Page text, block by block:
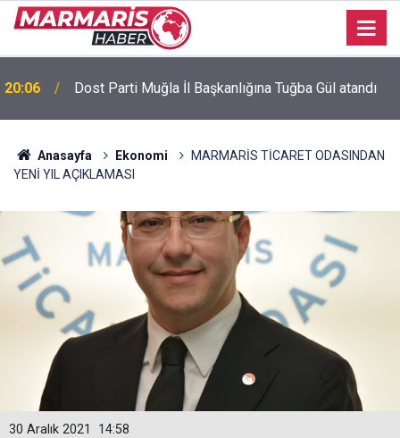
16:51
Bursaspor’da 2026-2027 sezonu forma numaraları
açıklandı
Anasayfa Ekonomi
MARMARİS TİCARET ODASINDAN
YENİ YIL AÇIKLAMASI
14:58
30 Aralık 2021